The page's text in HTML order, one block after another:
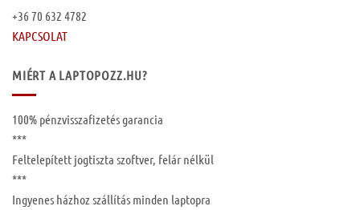
+36 70 632 4782
KAPCSOLAT
MIÉRT A LAPTOPOZZ.HU?
100% pénzvisszafizetés garancia
***
Feltelepített jogtiszta szoftver, felár nélkül
***
Ingyenes házhoz szállítás minden laptopra